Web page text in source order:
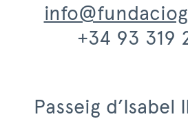
+34 93 319
Passeig d’Isabel